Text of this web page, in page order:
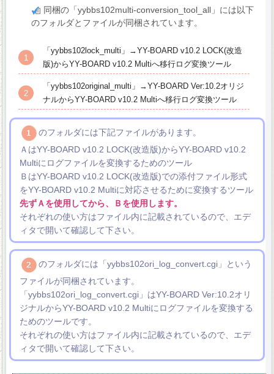
同梱の「yybbs102multi-conversion_tool_all」には以下
のフォルダとファイルが同梱されています。
「yybbs102lock_multi」→YY-BOARD v10.2 LOCK(改造
版)からYY-BOARD v10.2 Multiへ移行ログ変換ツール
「yybbs102original_multi」→YY-BOARD Ver:10.2オリジ
ナルからYY-BOARD v10.2 Multiへ移行ログ変換ツール
のフォルダには下記ファイルがあります。
ＡはYY-BOARD v10.2 LOCK(改造版)からYY-BOARD v10.2
Multiにログファイルを変換するためのツール
ＢはYY-BOARD v10.2 LOCK(改造版)での添付ファイル形式
をYY-BOARD v10.2 Multiに対応させるために変換するツール
先ずＡを使用してから、Ｂを使用します。
それぞれの使い方はファイル内に記載されているので、エデ
ィタで開いて確認して下さい。
のフォルダには「yybbs102ori_log_convert.cgi」という
ファイルが同梱されています。
「yybbs102ori_log_convert.cgi」はYY-BOARD Ver:10.2オリ
ジナルからYY-BOARD v10.2 Multiにログファイルを変換する
ためのツールです。
それぞれの使い方はファイル内に記載されているので、エデ
ィタで開いて確認して下さい。